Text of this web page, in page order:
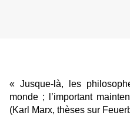
« Jusque-là, les
monde ; l’important
(Karl Marx, thèses sur